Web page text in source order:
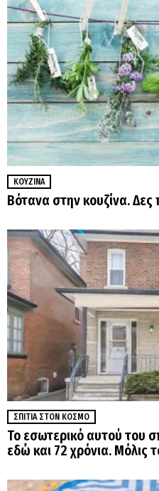
ΚΟΥΖΊΝΑ
Βότανα στην κουζίνα. Δες
ΣΠΊΤΙΑ ΣΤΟΝ ΚΌΣΜΟ
Το εσωτερικό αυτού του
εδώ και 72 χρόνια. Μόλις